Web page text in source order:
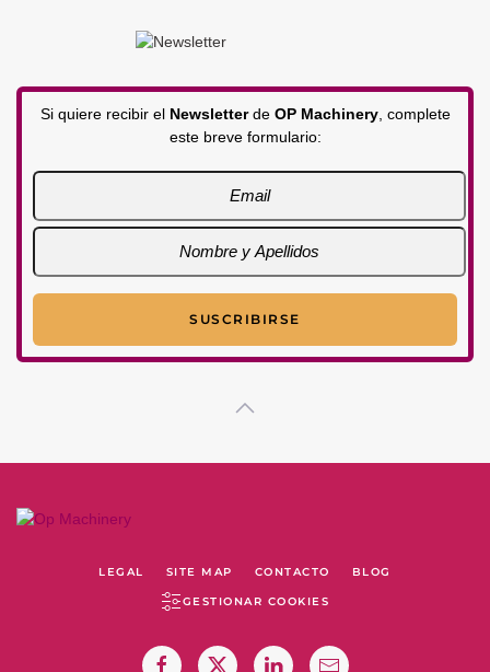
Si quiere recibir el Newsletterde OP Machinery, complete
este breve formulario:
LEGAL SITE MAP CONTACTO BLOG
GESTIONAR COOKIES